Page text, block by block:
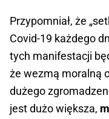
Przypomniał, że
Covid-19 każdego
tych manifestacji
że wezmą moralną
dużego
jest dużo większa,